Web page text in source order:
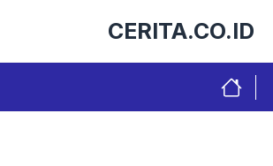
CERITA.CO.ID